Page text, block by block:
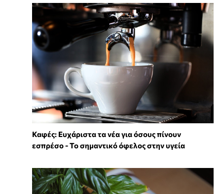
Καφές: Ευχάριστα τα νέα για όσους πίνουν
εσπρέσο - Το σημαντικό όφελος στην υγεία